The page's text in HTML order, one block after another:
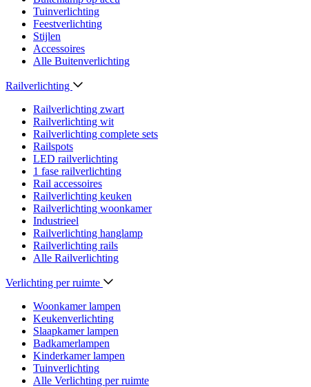
Tuinverlichting
Feestverlichting
Stijlen
Accessoires
Alle Buitenverlichting
Railverlichting
Railverlichting zwart
Railverlichting wit
Railverlichting complete sets
Railspots
LED railverlichting
1 fase railverlichting
Rail accessoires
Railverlichting keuken
Railverlichting woonkamer
Industrieel
Railverlichting hanglamp
Railverlichting rails
Alle Railverlichting
Verlichting per ruimte
Woonkamer lampen
Keukenverlichting
Slaapkamer lampen
Badkamerlampen
Kinderkamer lampen
Tuinverlichting
Alle Verlichting per ruimte